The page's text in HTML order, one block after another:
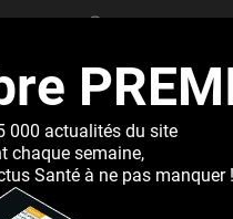
RECHERCHER
000 actualités du site
chaque semaine,
Santé à ne pas manquer !